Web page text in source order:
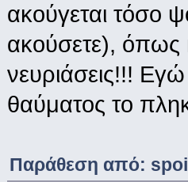
ακούγεται τόσο
ακούσετε), όπως
νευριάσεις!!!
θαύματος το
Παράθεση από: